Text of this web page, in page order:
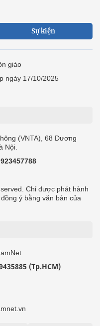
Sự kiện
giáo
ngày 17/10/2025
(VNTA), 68 Dương
Nội.
Chỉ được phát hành
ý bằng văn bản của
(Tp.HCM)